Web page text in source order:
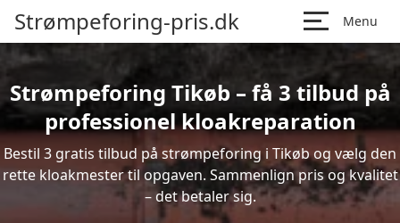
Strømpeforing-pris.dk Menu
Strømpeforing Tikøb – få 3 tilbud på
professionel kloakreparation
Bestil 3 gratis tilbud på strømpeforing i Tikøb og vælg den
rette kloakmester til opgaven. Sammenlign pris og kvalitet
– det betaler sig.